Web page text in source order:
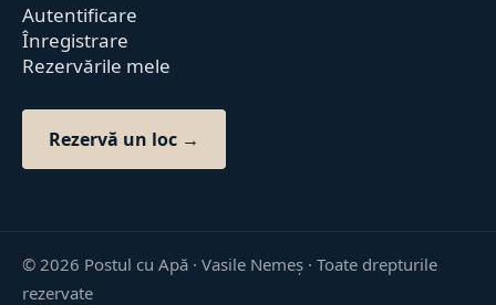
Autentificare
Înregistrare
Rezervările mele
Rezervă un loc →
© 2026 Postul cu Apă · Vasile Nemeș ·Toate drepturile
rezervate